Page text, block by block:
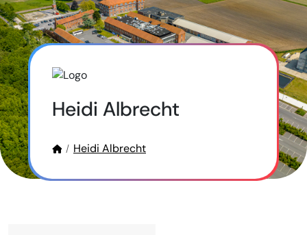
Heidi Albrecht
Heidi Albrecht